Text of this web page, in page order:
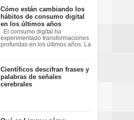
Cómo están cambiando los
hábitos de consumo digital
en los últimos años
El consumo digital ha
experimentado transformaciones
profundas en los últimos años. La
Científicos descifran frases y
palabras de señales
cerebrales